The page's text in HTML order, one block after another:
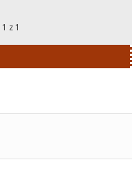
1 z 1